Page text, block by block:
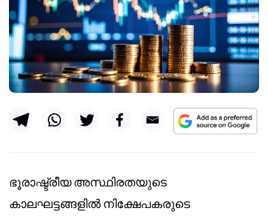
ഭൂരാഷ്ട്രീയ അസ്ഥിരതയുടെ
കാലഘട്ടങ്ങളിൽ നിക്ഷേപകരുടെ